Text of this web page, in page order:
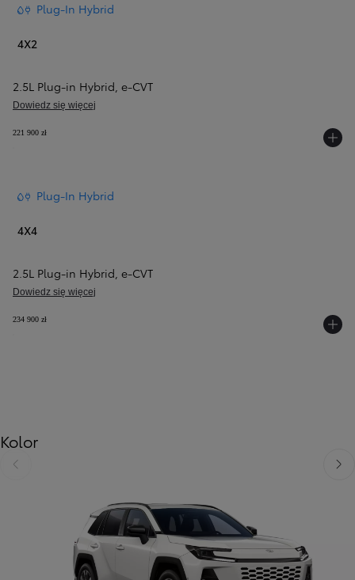
Plug-In Hybrid
4X2
2.5L Plug-in Hybrid, e‑CVT
Dowiedz się więcej
221 900 zł
Plug-In Hybrid
4X4
2.5L Plug-in Hybrid, e‑CVT
Dowiedz się więcej
234 900 zł
Kolor
Poprzedni